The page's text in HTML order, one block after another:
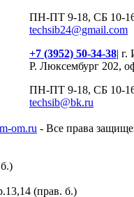
ПН-ПТ 9-18, СБ 10-
techsib24@gmail.com
+7 (3952) 50-34-38| г.
Р. Люксембург 202,
ПН-ПТ 9-18, СБ 10-
techsib@bk.ru
om.ru - Все права
(прав. б.)